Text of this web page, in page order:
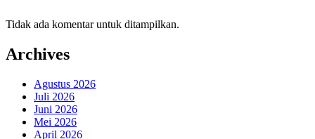
Tidak ada komentar untuk ditampilkan.
Archives
Agustus 2026
Juli 2026
Juni 2026
Mei 2026
April 2026